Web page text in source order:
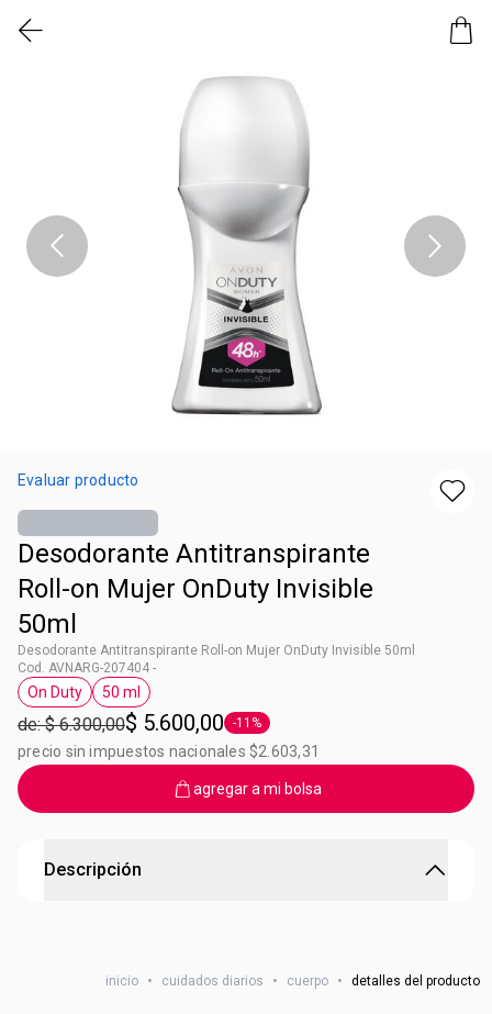
Evaluar producto
Desodorante Antitranspirante
Roll-on Mujer OnDuty Invisible
50ml
Desodorante Antitranspirante Roll-on Mujer OnDuty Invisible 50ml
Cod. AVNARG-207404 -
Etiqueta On Duty
On Duty
Etiqueta 50 ml
50 ml
de: $ 6.300,00$ 5.600,00 Etiqueta -11%
-11%
precio sin impuestos nacionales $2.603,31
agregar a mi bolsa
Descripción
invisible que no mancha la ropa. Desodorante
inicio • cuidados diarios • cuerpo • detalles del producto